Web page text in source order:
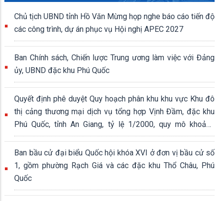
Chủ tịch UBND tỉnh Hồ Văn Mừng họp nghe báo cáo tiến độ
các công trình, dự án phục vụ Hội nghị APEC 2027
Ban Chính sách, Chiến lược Trung ương làm việc với Đảng
ủy, UBND đặc khu Phú Quốc
Quyết định phê duyệt Quy hoạch phân khu khu vực Khu đô
thị cảng thương mại dịch vụ tổng hợp Vịnh Đầm, đặc khu
Phú Quốc, tỉnh An Giang, tỷ lệ 1/2000, quy mô khoảng
339,04 ha
Ban bầu cử đại biểu Quốc hội khóa XVI ở đơn vị bầu cử số
1, gồm phường Rạch Giá và các đặc khu Thổ Châu, Phú
Quốc